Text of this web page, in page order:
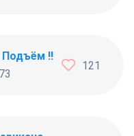
Подъём !!!
121